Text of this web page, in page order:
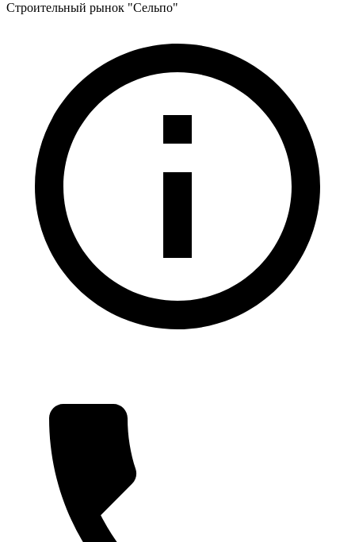
Строительный рынок "Сельпо"